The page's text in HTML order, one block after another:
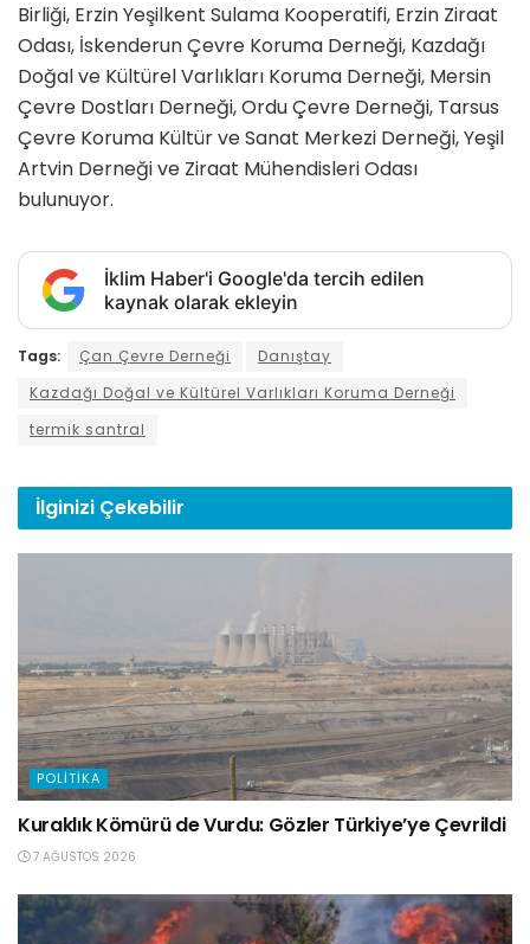
Birliği, Erzin Yeşilkent Sulama Kooperatifi, Erzin Ziraat
Odası, İskenderun Çevre Koruma Derneği, Kazdağı
Doğal ve Kültürel Varlıkları Koruma Derneği, Mersin
Çevre Dostları Derneği, Ordu Çevre Derneği, Tarsus
Çevre Koruma Kültür ve Sanat Merkezi Derneği, Yeşil
Artvin Derneği ve Ziraat Mühendisleri Odası
bulunuyor.
İklim Haber'i Google'da tercih edilen
kaynak olarak ekleyin
Tags: Çan Çevre Derneği
Danıştay
Kazdağı Doğal ve Kültürel Varlıkları Koruma Derneği
termik santral
İlginizi Çekebilir
POLITIKA
Kuraklık Kömürü de Vurdu: Gözler Türkiye’ye Çevrildi
7 AĞUSTOS 2026